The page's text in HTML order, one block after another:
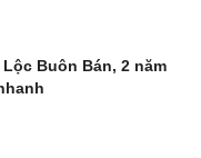
Buôn Bán, 2 năm